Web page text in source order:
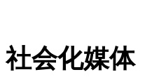
社会化媒体